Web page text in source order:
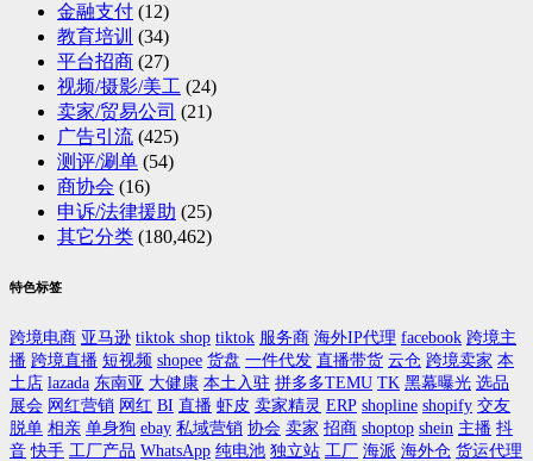
金融支付 (12)
教育培训 (34)
平台招商 (27)
视频/摄影/美工 (24)
卖家/贸易公司 (21)
广告引流 (425)
测评/涮单 (54)
商协会 (16)
申诉/法律援助 (25)
其它分类 (180,462)
特色标签
跨境电商 亚马逊 tiktok shop tiktok 服务商 海外IP代理 facebook 跨境主
播 跨境直播 短视频 shopee 货盘 一件代发 直播带货 云仓 跨境卖家 本
土店 lazada 东南亚 大健康 本土入驻 拼多多TEMU TK 黑幕曝光 选品
展会 网红营销 网红 BI 直播 虾皮 卖家精灵 ERP shopline shopify 交友
脱单 相亲 单身狗 ebay 私域营销 协会 卖家 招商 shoptop shein 主播 抖
音 快手 工厂产品 WhatsApp 纯电池 独立站 工厂 海派 海外仓 货运代理